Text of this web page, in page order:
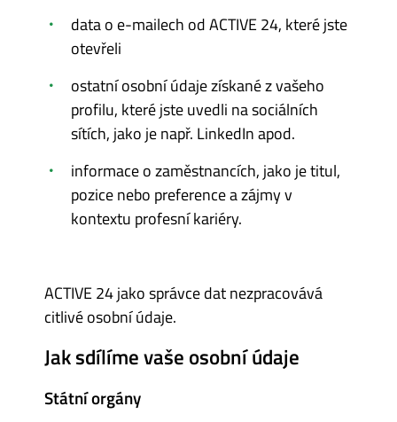
data o e-mailech od ACTIVE 24, které jste
otevřeli
ostatní osobní údaje získané z vašeho
profilu, které jste uvedli na sociálních
sítích, jako je např. LinkedIn apod.
informace o zaměstnancích, jako je titul,
pozice nebo preference a zájmy v
kontextu profesní kariéry.
ACTIVE 24 jako správce dat nezpracovává
citlivé osobní údaje.
Jak sdílíme vaše osobní údaje
Státní orgány